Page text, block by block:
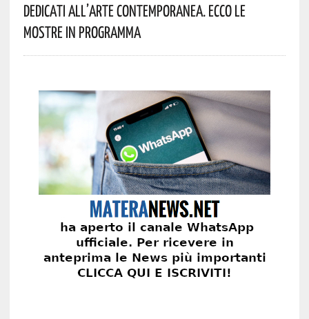
Dedicati All’arte Contemporanea. Ecco Le
Mostre In Programma